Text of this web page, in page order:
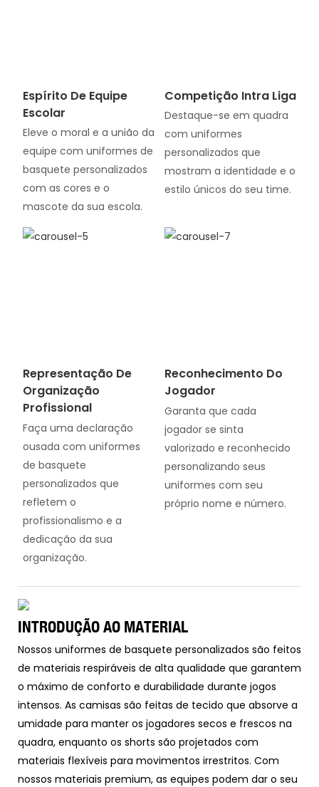
Espírito De Equipe
Escolar
Eleve o moral e a união da
equipe com uniformes de
basquete personalizados
com as cores e o
mascote da sua escola.
Competição Intra Liga
Destaque-se em quadra
com uniformes
personalizados que
mostram a identidade e o
estilo únicos do seu time.
Representação De
Organização
Profissional
Faça uma declaração
ousada com uniformes
de basquete
personalizados que
refletem o
profissionalismo e a
dedicação da sua
organização.
Reconhecimento Do
Jogador
Garanta que cada
jogador se sinta
valorizado e reconhecido
personalizando seus
uniformes com seu
próprio nome e número.
INTRODUÇÃO AO MATERIAL
Nossos uniformes de basquete personalizados são feitos
de materiais respiráveis de alta qualidade que garantem
o máximo de conforto e durabilidade durante jogos
intensos. As camisas são feitas de tecido que absorve a
umidade para manter os jogadores secos e frescos na
quadra, enquanto os shorts são projetados com
materiais flexíveis para movimentos irrestritos. Com
nossos materiais premium, as equipes podem dar o seu